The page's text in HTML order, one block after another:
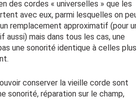
des cordes « universelles » que les
avec eux, parmi lesquelles on
remplacement approximatif (pour un
aussi) mais dans tous les cas, une
une sonorité identique à celles plus
conserver la vieille corde sont
sonorité, réparation sur le champ,